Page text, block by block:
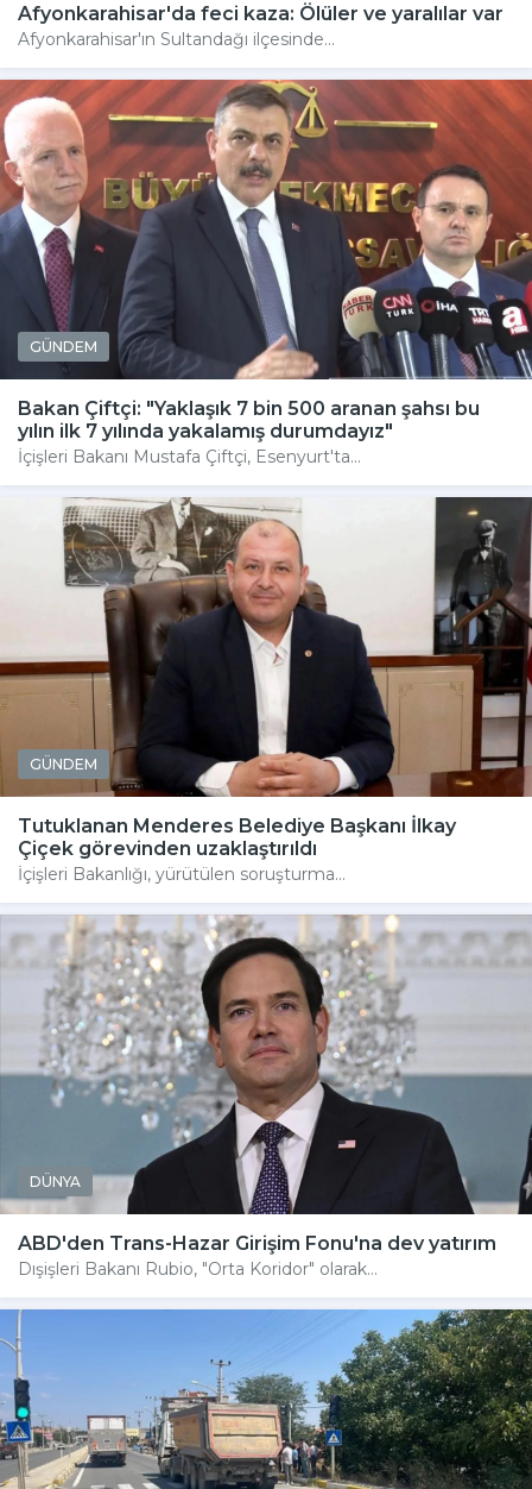
Afyonkarahisar'da feci kaza: Ölüler ve yaralılar var
Afyonkarahisar'ın Sultandağı ilçesinde...
GÜNDEM
Bakan Çiftçi: "Yaklaşık 7 bin 500 aranan şahsı bu
yılın ilk 7 yılında yakalamış durumdayız"
İçişleri Bakanı Mustafa Çiftçi, Esenyurt'ta...
GÜNDEM
Tutuklanan Menderes Belediye Başkanı İlkay
Çiçek görevinden uzaklaştırıldı
İçişleri Bakanlığı, yürütülen soruşturma...
DÜNYA
ABD'den Trans-Hazar Girişim Fonu'na dev yatırım
Dışişleri Bakanı Rubio, "Orta Koridor" olarak...